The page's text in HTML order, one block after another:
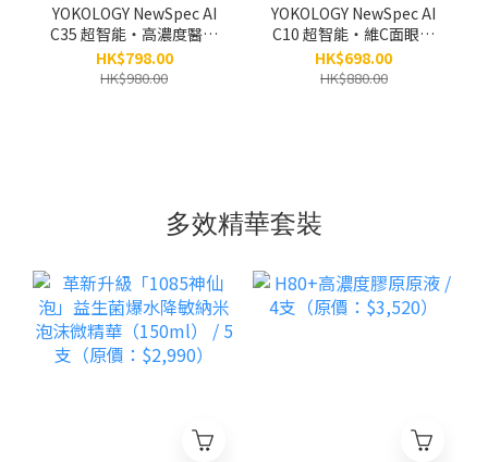
YOKOLOGY NewSpec AI
C35 超智能‧高濃度醫學
級維C｜高效重點祛斑祛
眼紋逆齡精華 (10ml)
HK$798.00
HK$980.00
YOKOLOGY NewSpec AI
C10 超智能‧維C面眼頸
精華液（30ml）
HK$698.00
HK$880.00
多效精華套裝